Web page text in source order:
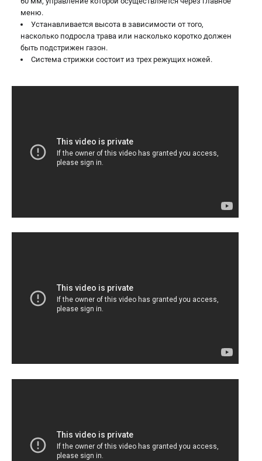
меню.
Устанавливается высота в зависимости от того,
насколько подросла трава или насколько коротко должен
быть подстрижен газон.
Система стрижки состоит из трех режущих ножей.